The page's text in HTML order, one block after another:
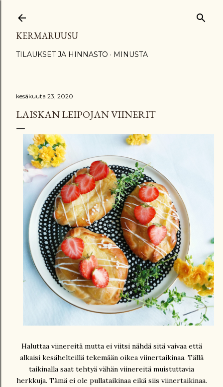
KERMARUUSU
TILAUKSET JA HINNASTO MINUSTA
kesäkuuta 23, 2020
LAISKAN LEIPOJAN VIINERIT
Haluttaa viinereitä mutta ei viitsi nähdä sitä vaivaa että
alkaisi kesähelteillä tekemään oikea viinertaikinaa. Tällä
taikinalla saat tehtyä vähän viinereitä muistuttavia
herkkuja. Tämä ei ole pullataikinaa eikä siis viinertaikinaa.